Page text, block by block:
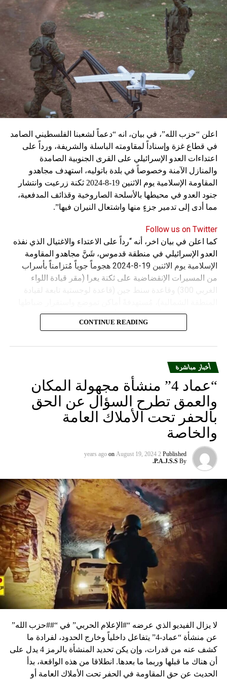
اعلن “حزب الله”، في بيان، انه “دعماً لشعبنا الفلسطيني الصامد
في قطاع غزة وإسناداً لمقاومته الباسلة ‌‏‌‏‌والشريفة، ورداً على
اعتداءات العدو الإسرائيلي على القرى الجنوبية الصامدة
والمنازل الآمنة وخصوصاً في بلدة باتوليه، استهدف مجاهدو
المقاومة الإسلامية يوم الاثنين 19-8-2024 ثكنة زرعيت وانتشار
جنود العدو في محيطها بالأسلحة الصاروخية وقذائف المدفعية،
مما أدى إلى تدمير جزءٍ منها واشتعال النيران فيها”.
Follow us on Twitter
كما اعلن في بيان اخر، أنه “رداً على الاعتداء والاغتيال الذي نفذه
العدو الإسرائيلي في منطقة قدموس، شَنَّ مجاهدو المقاومة
الإسلامية يوم الاثنين 19-8-2024 هجوماً جوياً مُتزامناً بأسراب
من المسيرات الإنقضاضية على ثكنة يعرا (مقر قيادة اللواء
الغربي 300) وقاعدة سنط جين (قاعدة لوجستية تابعة لقيادة
وجنودها وأصابت أهدافها بدقة وأوقعت فيهم عدداً من القتلى
CONTINUE READING
أخبار مباشرة
“عماد 4” منشأة مجهولة المكان
والعمق تطرح السؤال عن الحق
بالحفر تحت الأملاك العامة
والخاصة
Published
2 years ago
on August 19, 2024
By
P.A.J.S.S.
لا يزال الفيديو الذي عرضه “#الإعلام الحربي” في “##حزب الله”
عن منشأة “عماد-4” يتفاعل داخلياً وخارج الحدود، لفرادة ما
كشف عنه من قدرات، وإن يكن تحديد المنشأة بالرمز 4 يدل على
أن هناك ما قبلها وربما ما بعدها. انطلاقا من هذه الواقعة، بدأ
الحديث عن حق المقاومة في الحفر تحت الأملاك العامة أو